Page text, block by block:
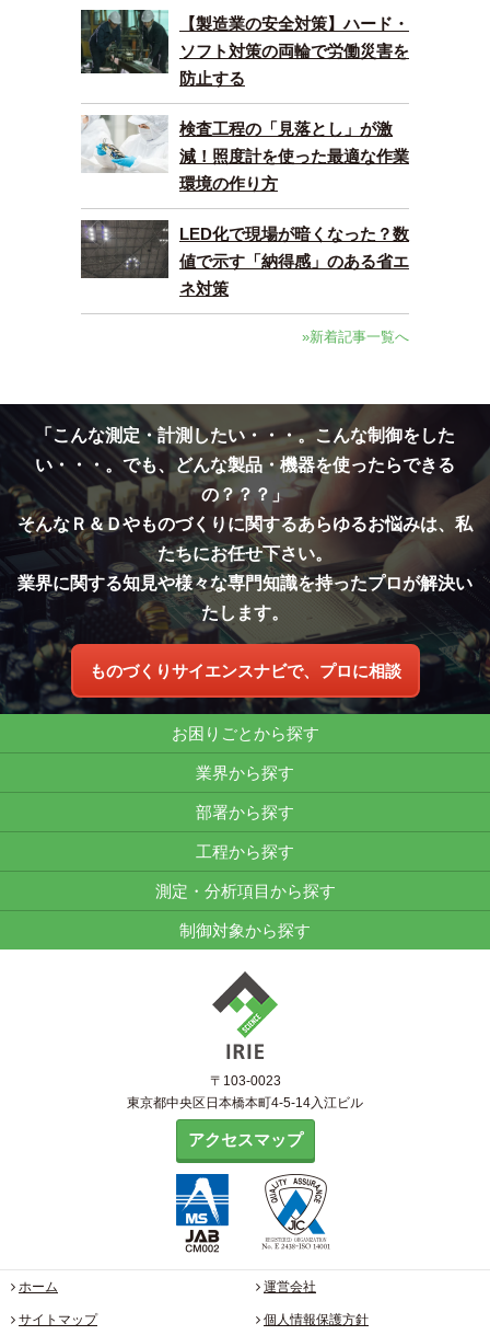
【製造業の安全対策】ハード・
ソフト対策の両輪で労働災害を
防止する
検査工程の「見落とし」が激
減！照度計を使った最適な作業
環境の作り方
LED化で現場が暗くなった？数
値で示す「納得感」のある省エ
ネ対策
»新着記事一覧へ
「こんな測定・計測したい・・・。こんな制御をした
い・・・。でも、どんな製品・機器を使ったらできる
の？？？」
そんなＲ＆Ｄやものづくりに関するあらゆるお悩みは、私
たちにお任せ下さい。
業界に関する知見や様々な専門知識を持ったプロが解決い
たします。
ものづくりサイエンスナビで、プロに相談
お困りごとから探す
業界から探す
部署から探す
工程から探す
測定・分析項目から探す
制御対象から探す
〒103-0023
東京都中央区日本橋本町4-5-14入江ビル
アクセスマップ
ホーム 運営会社
サイトマップ 個人情報保護方針